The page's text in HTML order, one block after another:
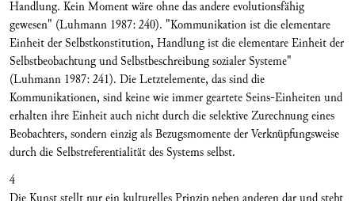
Handlung. Kein Moment wäre ohne das andere evolutionsfähig
gewesen" (Luhmann 1987: 240). "Kommunikation ist die elementare
Einheit der Selbstkonstitution, Handlung ist die elementare Einheit der
Selbstbeobachtung und Selbstbeschreibung sozialer Systeme"
(Luhmann 1987: 241). Die Letztelemente, das sind die
Kommunikationen, sind keine wie immer geartete Seins-Einheiten und
erhalten ihre Einheit auch nicht durch die selektive Zurechnung eines
Beobachters, sondern einzig als Bezugsmomente der Verknüpfungsweise
durch die Selbstreferentialität des Systems selbst.
4